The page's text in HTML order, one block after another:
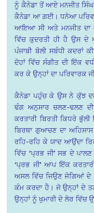
ਨੂੰ ਕੈਨੇਡਾ ਤੋਂ ਆਏ ਮਨਜੀਤ
ਕੈਨੇਡਾ ਆ ਗਈ। ਧਨੋਆ
ਆਇਆ ਸੀ ਅਤੇ ਮਨਜੀਤ ਦਾ
ਵਿੱਚ ਕੁਦਰਤੀ ਹੀ ਹੈ ਉਸ ਦੇ
ਪੰਜਾਬੀ ਬੋਲੀ ਸਬੰਧੀ ਕਦਰਾਂ
ਦੋਹਾਂ ਵਿੱਚ ਸੰਗੀਤ ਦੀ ਇੱਕ
ਕਰ ਕੇ ਉਨ੍ਹਾਂ ਦਾ ਪਰਿਵਾਰਕ
ਕੈਨੇਡਾ ਪਹੁੰਚ ਕੇ ਉਸ ਨੇ ਕੁੱਝ
ਢੰਗ ਅਨੁਸਾਰ ਚਲਣ-ਢਲਣ
ਕਰਤਾਰੀ ਬਿਰਤੀ ਕਿਧਰੇ
ਬਿਰਥਾ ਗੁਆਚਣ ਦਾ
ਰਹਿ-ਰਹਿ ਕੇ ਯਾਦ ਆਉਂਦਾ
ਵਿੱਚ ‘ਪ੍ਰਭ ਜੀ’ ਸਭ ਦੇ
‘ਪ੍ਰਭ ਜੀ’ ਆਪ ਇੱਕ
ਅਸਲ ਵਿੱਚ ਜਿਉਣ ਜੋਗਿਆਂ ਦੇ
ਕੰਮ ਕਰਦਾ ਹੈ। ਜੋ ਉਨ੍ਹਾਂ ਦੇ
ਉਨ੍ਹਾਂ ਨੂੰ ਖੁਮਾਰੀ ਦੇ ਲੋਰ ਵਿੱਚ